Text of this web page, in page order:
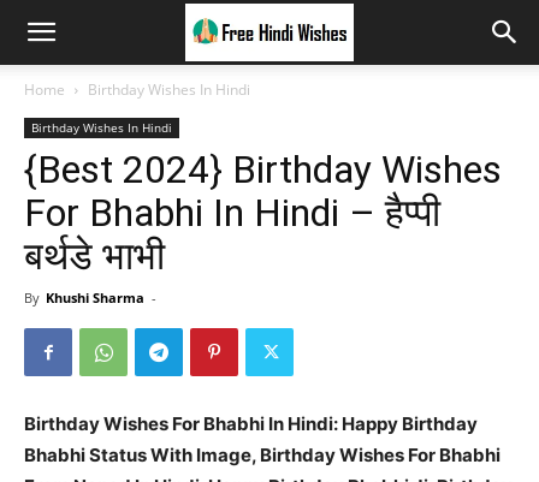
Home Birthday Wishes In Hindi
Birthday Wishes In Hindi
{Best 2024} Birthday Wishes
For Bhabhi In Hindi – हैप्पी
बर्थडे भाभी
By Khushi Sharma -
Birthday Wishes For Bhabhi In Hindi: Happy Birthday
Bhabhi Status With Image, Birthday Wishes For Bhabhi